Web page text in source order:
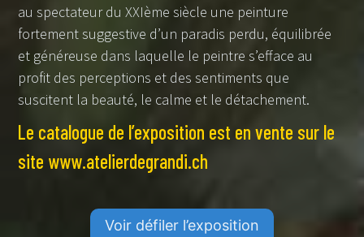
au spectateur du XXIème siècle une peinture
fortement suggestive d’un paradis perdu, équilibrée
et généreuse dans laquelle le peintre s’efface au
profit des perceptions et des sentiments que
suscitent la beauté, le calme et le détachement.
Le catalogue de l’exposition est en vente sur le
site www.atelierdegrandi.ch
Voir défiler l’exposition